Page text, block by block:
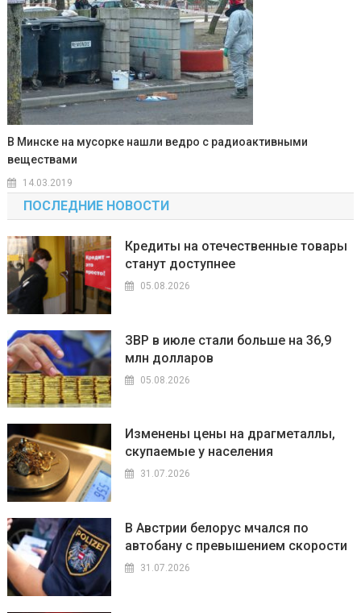
В Минске на мусорке нашли ведро с радиоактивными
веществами
14.03.2019
ПОСЛЕДНИЕ НОВОСТИ
Кредиты на отечественные товары
станут доступнее
05.08.2026
ЗВР в июле стали больше на 36,9
млн долларов
05.08.2026
Изменены цены на драгметаллы,
скупаемые у населения
31.07.2026
В Австрии белорус мчался по
автобану с превышением скорости
31.07.2026